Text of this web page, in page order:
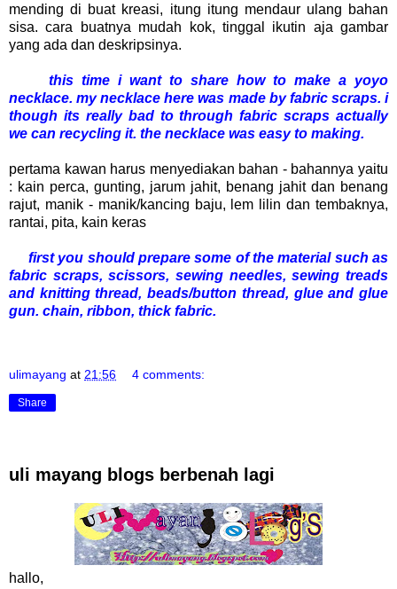
mending di buat kreasi, itung itung mendaur ulang bahan
sisa. cara buatnya mudah kok, tinggal ikutin aja gambar
yang ada dan deskripsinya.
this time i want to share how to make a yoyo
necklace. my necklace here was made by fabric scraps. i
though its really bad to through fabric scraps actually
we can recycling it. the necklace was easy to making.
pertama kawan harus menyediakan bahan - bahannya yaitu
: kain perca, gunting, jarum jahit, benang jahit dan benang
rajut, manik - manik/kancing baju, lem lilin dan tembaknya,
rantai, pita, kain keras
first you should prepare some of the material such as
fabric scraps, scissors, sewing needles, sewing treads
and knitting thread, beads/button thread, glue and glue
gun. chain, ribbon, thick fabric.
ulimayang at 21:56 4 comments:
Share
uli mayang blogs berbenah lagi
hallo,